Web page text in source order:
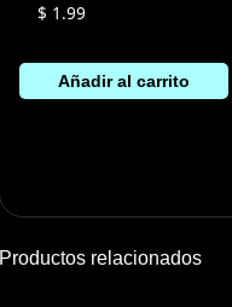
$ 1.99
Añadir al carrito
Productos relacionados